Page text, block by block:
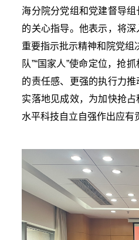
海分院分党组和党建督导
的关心指导。他表示，将
重要指示批示精神和院党组
队”“国家人”使命定位，抢
的责任感、更强的执行力
实落地见成效，为加快抢
水平科技自立自强作出应有